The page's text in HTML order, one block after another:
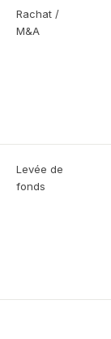
Rachat /
M&A
Levée de
fonds